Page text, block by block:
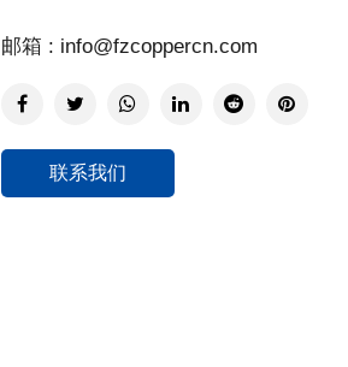
邮箱 : info@fzcoppercn.com
联系我们